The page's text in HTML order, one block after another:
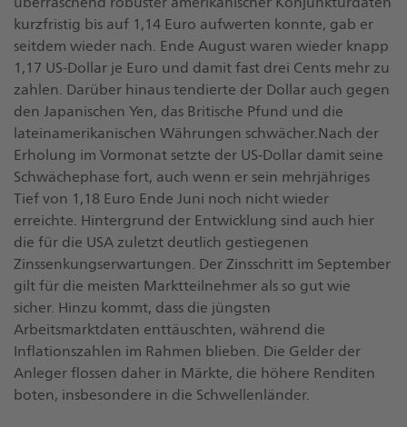
kurzfristig bis auf 1,14 Euro aufwerten konnte, gab er
seitdem wieder nach. Ende August waren wieder knapp
1,17 US-Dollar je Euro und damit fast drei Cents mehr zu
zahlen. Darüber hinaus tendierte der Dollar auch gegen
den Japanischen Yen, das Britische Pfund und die
lateinamerikanischen Währungen schwächer.Nach der
Erholung im Vormonat setzte der US-Dollar damit seine
Schwächephase fort, auch wenn er sein mehrjähriges
Tief von 1,18 Euro Ende Juni noch nicht wieder
erreichte. Hintergrund der Entwicklung sind auch hier
die für die USA zuletzt deutlich gestiegenen
Zinssenkungserwartungen. Der Zinsschritt im September
gilt für die meisten Marktteilnehmer als so gut wie
sicher. Hinzu kommt, dass die jüngsten
Arbeitsmarktdaten enttäuschten, während die
Inflationszahlen im Rahmen blieben. Die Gelder der
Anleger flossen daher in Märkte, die höhere Renditen
boten, insbesondere in die Schwellenländer.